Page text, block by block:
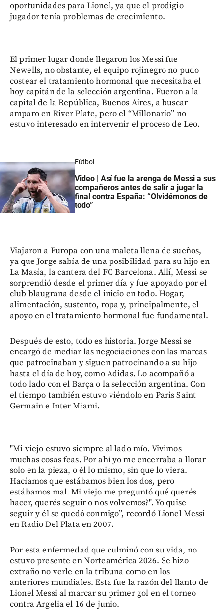
oportunidades para Lionel, ya que el prodigio
jugador tenía problemas de crecimiento.
El primer lugar donde llegaron los Messi fue
Newells, no obstante, el equipo rojinegro no pudo
costear el tratamiento hormonal que necesitaba el
hoy capitán de la selección argentina. Fueron a la
capital de la República, Buenos Aires, a buscar
amparo en River Plate, pero el “Millonario” no
estuvo interesado en intervenir el proceso de Leo.
Fútbol
Video | Así fue la arenga de Messi a sus
compañeros antes de salir a jugar la
final contra España: “Olvidémonos de
todo”
Viajaron a Europa con una maleta llena de sueños,
ya que Jorge sabía de una posibilidad para su hijo en
La Masía, la cantera del FC Barcelona. Allí, Messi se
sorprendió desde el primer día y fue apoyado por el
club blaugrana desde el inicio en todo. Hogar,
alimentación, sustento, ropa y, principalmente, el
apoyo en el tratamiento hormonal fue fundamental.
Después de esto, todo es historia. Jorge Messi se
encargó de mediar las negociaciones con las marcas
que patrocinaban y siguen patrocinando a su hijo
hasta el día de hoy, como Adidas. Lo acompañó a
todo lado con el Barça o la selección argentina. Con
el tiempo también estuvo viéndolo en Paris Saint
Germain e Inter Miami.
"Mi viejo estuvo siempre al lado mío. Vivimos
muchas cosas feas. Por ahí yo me encerraba a llorar
solo en la pieza, o él lo mismo, sin que lo viera.
Hacíamos que estábamos bien los dos, pero
estábamos mal. Mi viejo me preguntó qué querés
hacer, querés seguir o nos volvemos?". Yo quise
seguir y él se quedó conmigo”, recordó Lionel Messi
en Radio Del Plata en 2007.
Por esta enfermedad que culminó con su vida, no
estuvo presente en Norteamérica 2026. Se hizo
extraño no verle en la tribuna como en los
anteriores mundiales. Esta fue la razón del llanto de
Lionel Messi al marcar su primer gol en el torneo
contra Argelia el 16 de junio.